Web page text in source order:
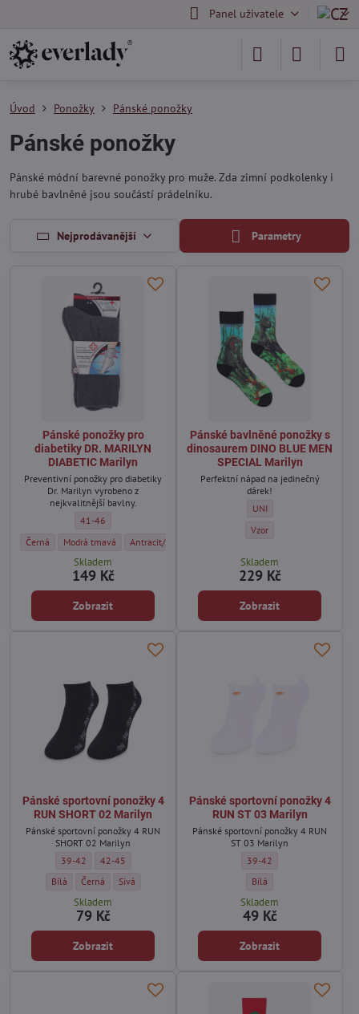
Panel uživatele
Úvod Ponožky Pánské ponožky
Pánské ponožky
Pánské módní barevné ponožky pro muže. Zda zimní podkolenky i
hrubé bavlněné jsou součástí prádelníku.
Nejprodávanější Parametry
Pánské ponožky pro
diabetiky DR. MARILYN
DIABETIC Marilyn
Preventivní ponožky pro diabetiky
Dr. Marilyn vyrobeno z
nejkvalitnější bavlny.
Pánské ponožky pro diabetiky DR. MARILYN DIABETIC Marilyn -
41-46
Pánské ponožky pro diabetiky DR. MARILYN DIABETIC Marilyn - Barva:
Černá Pánské ponožky pro diabetiky DR. MARILYN DIABETIC Marilyn - Barva:
Modrá tmavá Pánské ponožky pro diabetiky DR. MARILYN DIABETIC
Antracit/šedá
Skladem
149 Kč
Zobrazit
Pánské bavlněné ponožky s
dinosaurem DINO BLUE MEN
SPECIAL Marilyn
Perfektní nápad na jedinečný
dárek!
Pánské bavlněné
UNI
Pánské bavlněné ponožky
Vzor
Skladem
229 Kč
Zobrazit
Pánské sportovní ponožky 4
RUN SHORT 02 Marilyn
Pánské sportovní ponožky 4 RUN
SHORT 02 Marilyn
Pánské sportovní ponožky 4 RUN SHORT 02 Marilyn - Velikost:
39-42 Pánské sportovní ponožky 4 RUN SHORT 02 Marilyn - Velikost:
42-45
Pánské sportovní ponožky 4 RUN SHORT 02 Marilyn - Barva:
Bílá Pánské sportovní ponožky 4 RUN SHORT 02 Marilyn - Barva:
Černá Pánské sportovní ponožky 4 RUN SHORT 02 Marilyn -
Sivá
Skladem
79 Kč
Zobrazit
Pánské sportovní ponožky 4
RUN ST 03 Marilyn
Pánské sportovní ponožky 4 RUN
ST 03 Marilyn
Pánské sportovní ponožky
39-42
Pánské sportovní
Bílá
Skladem
49 Kč
Zobrazit